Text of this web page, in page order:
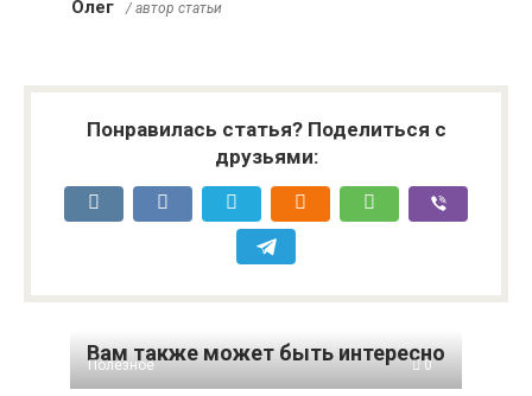
Олег / автор статьи
Понравилась статья? Поделиться с
друзьями:
Вам также может быть интересно
Полезное 0